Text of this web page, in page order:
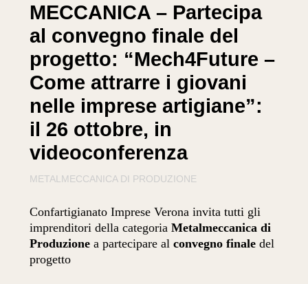
MECCANICA – Partecipa
al convegno finale del
progetto: “Mech4Future –
Come attrarre i giovani
nelle imprese artigiane”:
il 26 ottobre, in
videoconferenza
METALMECCANICA DI PRODUZIONE
Confartigianato Imprese Verona invita tutti gli
imprenditori della categoriaMetalmeccanica di
Produzione a partecipare alconvegno finale del
progetto